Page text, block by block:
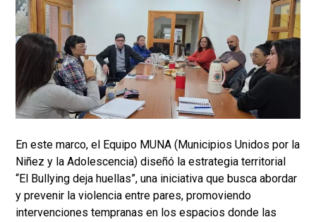
En este marco, el Equipo MUNA (Municipios Unidos por la
Niñez y la Adolescencia) diseñó la estrategia territorial
“El Bullying deja huellas”, una iniciativa que busca abordar
y prevenir la violencia entre pares, promoviendo
intervenciones tempranas en los espacios donde las